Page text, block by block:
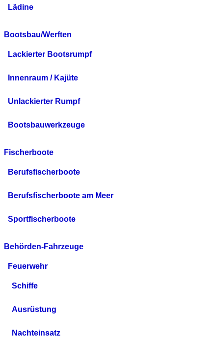
Lädine
Bootsbau/Werften
Lackierter Bootsrumpf
Innenraum / Kajüte
Unlackierter Rumpf
Bootsbauwerkzeuge
Fischerboote
Berufsfischerboote
Berufsfischerboote am Meer
Sportfischerboote
Behörden-Fahrzeuge
Feuerwehr
Schiffe
Ausrüstung
Nachteinsatz